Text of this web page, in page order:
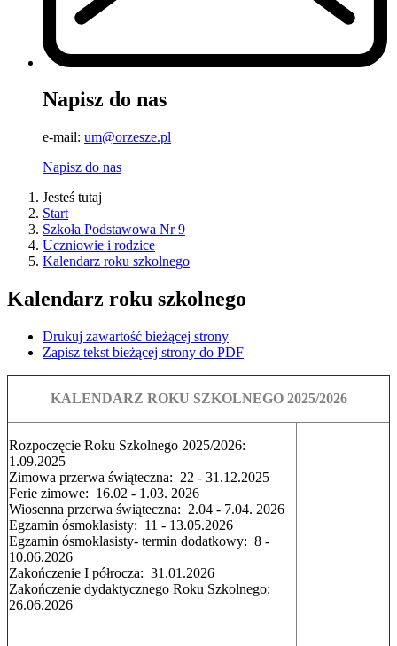
Napisz do nas
e-mail: um@orzesze.pl
Napisz do nas
Jesteś tutaj
Start
Szkoła Podstawowa Nr 9
Uczniowie i rodzice
Kalendarz roku szkolnego
Kalendarz roku szkolnego
Drukuj zawartość bieżącej strony
Zapisz tekst bieżącej strony do PDF
KALENDARZ ROKU SZKOLNEGO 2025/2026
Rozpoczęcie Roku Szkolnego 2025/2026:
1.09.2025
Zimowa przerwa świąteczna: 22 - 31.12.2025
Ferie zimowe: 16.02 - 1.03. 2026
Wiosenna przerwa świąteczna: 2.04 - 7.04. 2026
Egzamin ósmoklasisty: 11 - 13.05.2026
Egzamin ósmoklasisty- termin dodatkowy: 8 -
10.06.2026
Zakończenie I półrocza: 31.01.2026
Zakończenie dydaktycznego Roku Szkolnego:
26.06.2026